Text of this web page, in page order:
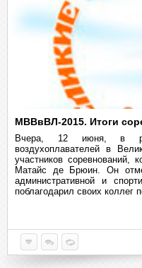
МВВвВЛ-2015. Итоги
Вчера, 12 июня, в
воздухоплавателей в
участников соревнований,
Матайс де Брюин. Он
административной и
поблагодарил своих коллег